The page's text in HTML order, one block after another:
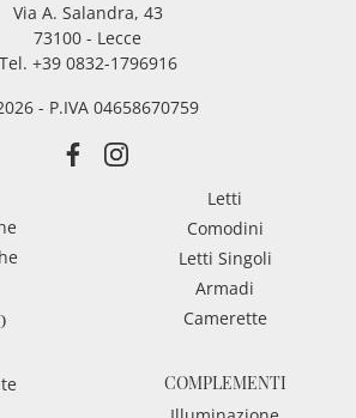
Via A. Salandra, 43
73100 - Lecce
Tel. +39 0832-1796916
- P.IVA 04658670759
Letti
Comodini
Letti Singoli
Armadi
Camerette
COMPLEMENTI